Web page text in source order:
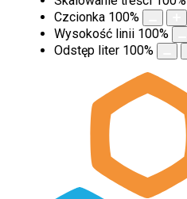
Czcionka 100%
Wysokość linii 100%
Odstęp liter 100%